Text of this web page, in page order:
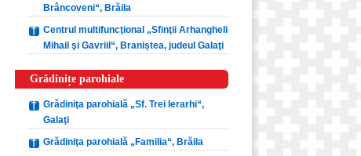
Brâncoveni“, Brăila
Centrul multifuncţional „Sfinţii Arhangheli
Mihail şi Gavriil“, Braniștea, judeul Galaţi
Grădinițe parohiale
Grădiniţa parohială „Sf. Trei Ierarhi“,
Galaţi
Grădiniţa parohială „Familia“, Brăila